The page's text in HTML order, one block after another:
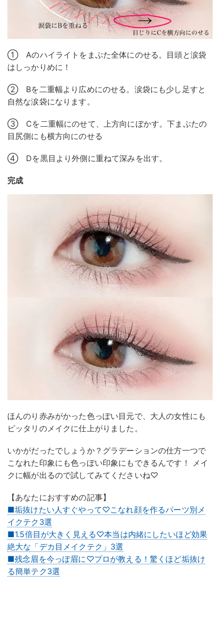
① Aのハイライトをまぶた全体にのせる。目頭と涙袋
はしっかりめに！
② Bを二重幅より広めにのせる。涙袋にも少し足すと
自然な涙袋になります。
③ Cを二重幅にのせて、上方向にぼかす。下まぶたの
目尻側にも横方向にのせる
④ Dを黒目より外側に重ねて深みを出す。
完成
ほんのり赤みがかった色っぽい目元で、大人の女性にも
ピッタリのメイクに仕上がりました。
いかがだったでしょうか？グラデーションの仕方一つで
こなれた印象にも色っぽい印象にもできるんです！ メイ
クに幅が出るので試してみてくださいね♡
【あなたにおすすめの記事】
■垢抜けたい人すぐやって♡こなれ顔を作るパーツ別メ
イクテク3選
■1.5倍目が大きく見える♡本当は内緒にしたいほど効果
絶大な「デカ目メイクテク」3選
■残念眉を今っぽ眉に♡プロが教える！驚くほど垢抜け
る簡単テク3選